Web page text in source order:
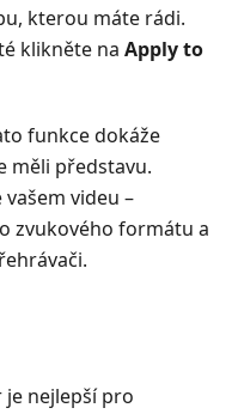
kterou máte rádi.
klikněte na Apply to
funkce dokáže
měli představu.
videu –
zvukového formátu a
je nejlepší pro